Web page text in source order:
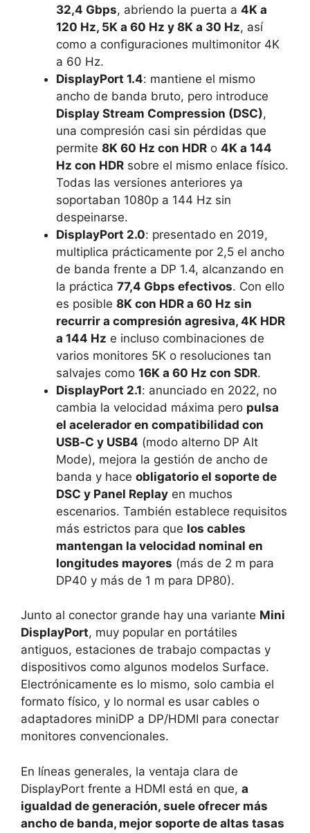
32,4 Gbps, abriendo la puerta a 4K a
120 Hz, 5K a 60 Hz y 8K a 30 Hz, así
como a configuraciones multimonitor 4K
a 60 Hz.
DisplayPort 1.4: mantiene el mismo
ancho de banda bruto, pero introduce
Display Stream Compression (DSC),
una compresión casi sin pérdidas que
permite 8K 60 Hz con HDR o 4K a 144
Hz con HDR sobre el mismo enlace físico.
Todas las versiones anteriores ya
soportaban 1080p a 144 Hz sin
despeinarse.
DisplayPort 2.0: presentado en 2019,
multiplica prácticamente por 2,5 el ancho
de banda frente a DP 1.4, alcanzando en
la práctica 77,4 Gbps efectivos. Con ello
es posible 8K con HDR a 60 Hz sin
recurrir a compresión agresiva, 4K HDR
a 144 Hz e incluso combinaciones de
varios monitores 5K o resoluciones tan
salvajes como 16K a 60 Hz con SDR.
DisplayPort 2.1: anunciado en 2022, no
cambia la velocidad máxima pero pulsa
el acelerador en compatibilidad con
USB‑C y USB4 (modo alterno DP Alt
Mode), mejora la gestión de ancho de
banda y hace obligatorio el soporte de
DSC y Panel Replay en muchos
escenarios. También establece requisitos
más estrictos para que los cables
mantengan la velocidad nominal en
longitudes mayores (más de 2 m para
DP40 y más de 1 m para DP80).
Junto al conector grande hay una variante Mini
DisplayPort, muy popular en portátiles
antiguos, estaciones de trabajo compactas y
dispositivos como algunos modelos Surface.
Electrónicamente es lo mismo, solo cambia el
formato físico, y lo normal es usar cables o
adaptadores miniDP a DP/HDMI para conectar
monitores convencionales.
En líneas generales, la ventaja clara de
DisplayPort frente a HDMI está en que, a
igualdad de generación, suele ofrecer más
ancho de banda, mejor soporte de altas tasas